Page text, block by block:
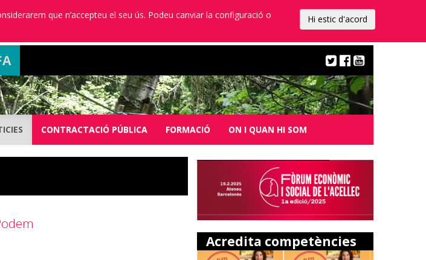
que n’accepteu el seu ús. Podeu canviar la configuració o
Hi estic d'acord
CONTRACTACIÓ PÚBLICA FORMACIÓ ON I QUAN HI SOM
Acredita competències